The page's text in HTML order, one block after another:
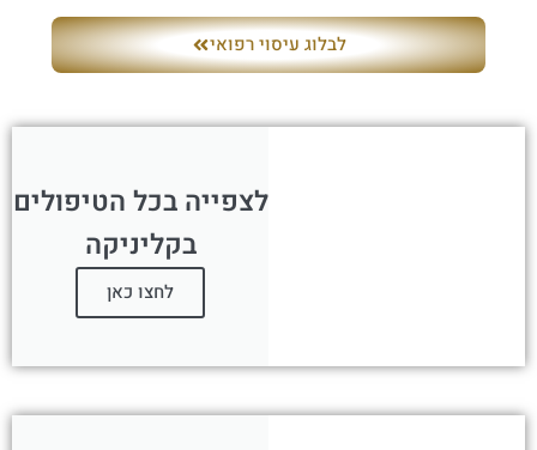
לצפייה בכל הטיפולים
בקליניקה
לחצו כאן
לבלוג עיסוי רפואי